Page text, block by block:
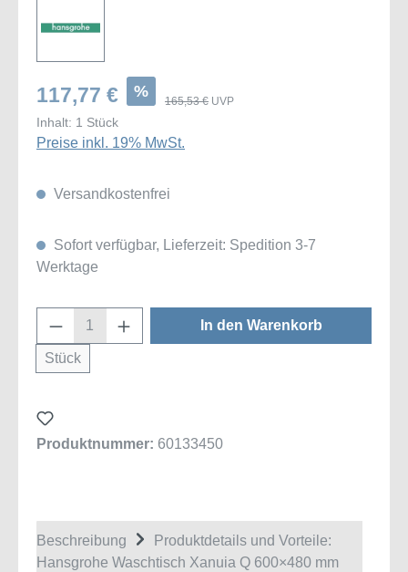
117,77 € %
165,53 € UVP
Inhalt: 1 Stück
Preise inkl. 19% MwSt.
Versandkostenfrei
Sofort verfügbar, Lieferzeit: Spedition 3-7
Werktage
Produkt Anzahl: Gib den gewünschten
Stück
In den Warenkorb
Produktnummer: 60133450
Beschreibung
Produktdetails und Vorteile:
Hansgrohe Waschtisch Xanuia Q 600×480 mm